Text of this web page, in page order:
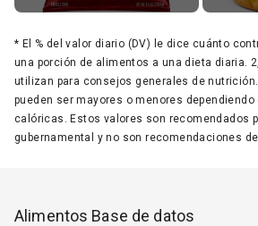
* El % del valor diario (DV) le dice cuánto
una porción de alimentos a una dieta diaria.
utilizan para consejos generales de
pueden ser mayores o menores
calóricas. Estos valores son recomendados
gubernamental y no son recomendaciones
Alimentos Base de datos